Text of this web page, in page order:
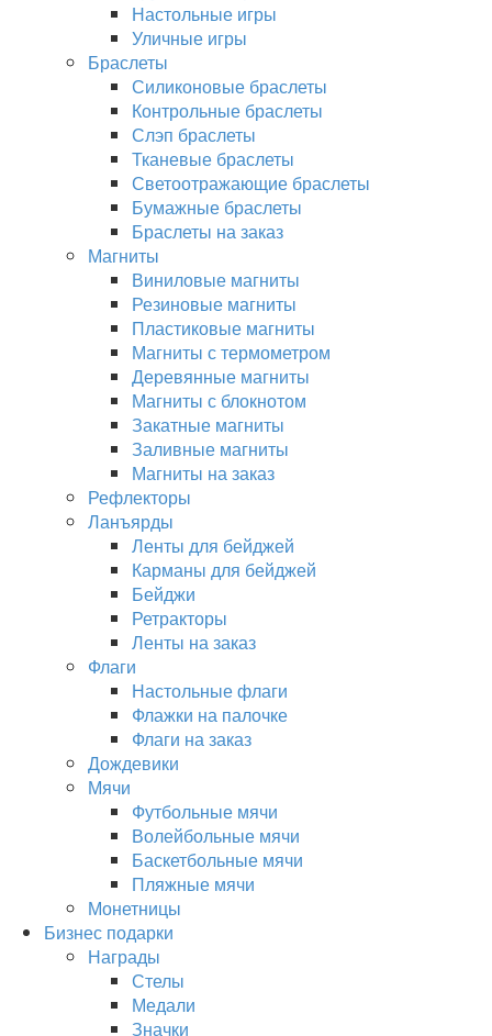
Настольные игры
Уличные игры
Браслеты
Силиконовые браслеты
Контрольные браслеты
Слэп браслеты
Тканевые браслеты
Светоотражающие браслеты
Бумажные браслеты
Браслеты на заказ
Магниты
Виниловые магниты
Резиновые магниты
Пластиковые магниты
Магниты с термометром
Деревянные магниты
Магниты с блокнотом
Закатные магниты
Заливные магниты
Магниты на заказ
Рефлекторы
Ланъярды
Ленты для бейджей
Карманы для бейджей
Бейджи
Ретракторы
Ленты на заказ
Флаги
Настольные флаги
Флажки на палочке
Флаги на заказ
Дождевики
Мячи
Футбольные мячи
Волейбольные мячи
Баскетбольные мячи
Пляжные мячи
Монетницы
Бизнес подарки
Награды
Стелы
Медали
Значки